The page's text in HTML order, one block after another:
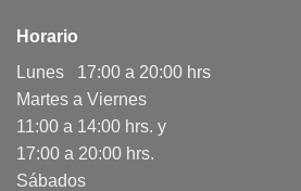
Horario
Lunes 17:00 a 20:00 hrs
Martes a Viernes
11:00 a 14:00 hrs. y
17:00 a 20:00 hrs.
Sábados